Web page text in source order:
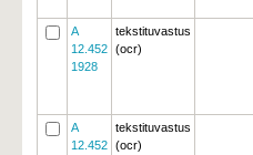
A
12.452
1928
tekstituvastus
(ocr)
A
12.452
tekstituvastus
(ocr)